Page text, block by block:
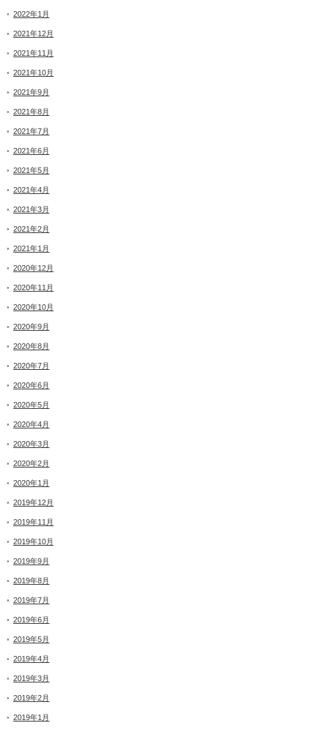
2022年1月
2021年12月
2021年11月
2021年10月
2021年9月
2021年8月
2021年7月
2021年6月
2021年5月
2021年4月
2021年3月
2021年2月
2021年1月
2020年12月
2020年11月
2020年10月
2020年9月
2020年8月
2020年7月
2020年6月
2020年5月
2020年4月
2020年3月
2020年2月
2020年1月
2019年12月
2019年11月
2019年10月
2019年9月
2019年8月
2019年7月
2019年6月
2019年5月
2019年4月
2019年3月
2019年2月
2019年1月